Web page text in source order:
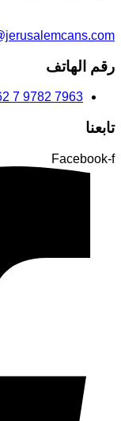
رقم الهاتف
7 9782 7963
تابعنا
Facebook-f